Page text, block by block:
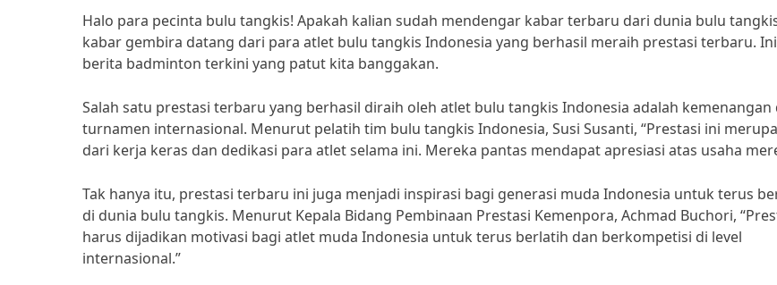
Halo para pecinta bulu tangkis! Apakah kalian sudah mendengar kabar terbaru dari dunia bulu
kabar gembira datang dari para atlet bulu tangkis Indonesia yang berhasil meraih prestasi terbaru.
berita badminton terkini yang patut kita banggakan.
Salah satu prestasi terbaru yang berhasil diraih oleh atlet bulu tangkis Indonesia adalah kemenangan
turnamen internasional. Menurut pelatih tim bulu tangkis Indonesia, Susi Susanti, “Prestasi ini
dari kerja keras dan dedikasi para atlet selama ini. Mereka pantas mendapat apresiasi atas usaha
Tak hanya itu, prestasi terbaru ini juga menjadi inspirasi bagi generasi muda Indonesia untuk terus
di dunia bulu tangkis. Menurut Kepala Bidang Pembinaan Prestasi Kemenpora, Achmad Buchori,
harus dijadikan motivasi bagi atlet muda Indonesia untuk terus berlatih dan berkompetisi di level
internasional.”